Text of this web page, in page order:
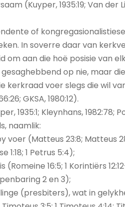
(Kuyper, 1935:19; Van der
of
In soverre daar van
om aan die hoë posisie van
op nie, maar die
kerkraad voer slegs die wil
GKSA, 1980:12).
1935:1; Kleynhans, 1982:78;
naamlik:
voer (Matteus 23:8; Matteus
1:18; 1 Petrus 5:4);
16:5; 1 Korintiërs
2 en 3);
(presbiters), wat in